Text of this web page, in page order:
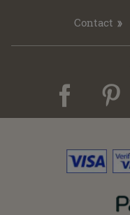
Contact